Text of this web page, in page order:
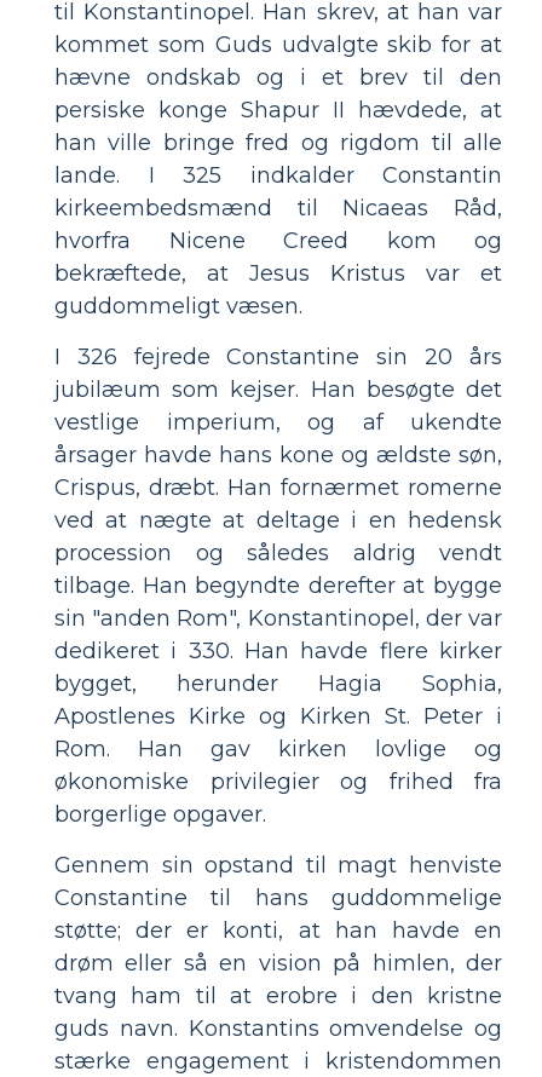
til Konstantinopel. Han skrev, at han var
kommet som Guds udvalgte skib for at
hævne ondskab og i et brev til den
persiske konge Shapur II hævdede, at
han ville bringe fred og rigdom til alle
lande. I 325 indkalder Constantin
kirkeembedsmænd til Nicaeas Råd,
hvorfra Nicene Creed kom og
bekræftede, at Jesus Kristus var et
guddommeligt væsen.
I 326 fejrede Constantine sin 20 års
jubilæum som kejser. Han besøgte det
vestlige imperium, og af ukendte
årsager havde hans kone og ældste søn,
Crispus, dræbt. Han fornærmet romerne
ved at nægte at deltage i en hedensk
procession og således aldrig vendt
tilbage. Han begyndte derefter at bygge
sin "anden Rom", Konstantinopel, der var
dedikeret i 330. Han havde flere kirker
bygget, herunder Hagia Sophia,
Apostlenes Kirke og Kirken St. Peter i
Rom. Han gav kirken lovlige og
økonomiske privilegier og frihed fra
borgerlige opgaver.
Gennem sin opstand til magt henviste
Constantine til hans guddommelige
støtte; der er konti, at han havde en
drøm eller så en vision på himlen, der
tvang ham til at erobre i den kristne
guds navn. Konstantins omvendelse og
stærke engagement i kristendommen